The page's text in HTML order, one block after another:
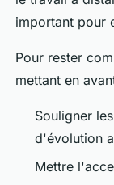
important pour
Pour rester
mettant en
Souligner
d'évolution
Mettre